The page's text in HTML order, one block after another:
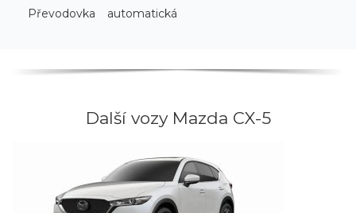
Převodovka automatická
Další vozy Mazda CX-5